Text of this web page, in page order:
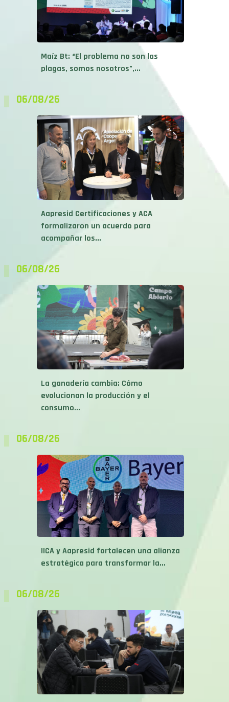
Maíz Bt: “El problema no son las
plagas, somos nosotros”,...
06/08/26
Aapresid Certificaciones y ACA
formalizaron un acuerdo para
acompañar los...
06/08/26
La ganadería cambia: Cómo
evolucionan la producción y el
consumo...
06/08/26
IICA y Aapresid fortalecen una alianza
estratégica para transformar la...
06/08/26